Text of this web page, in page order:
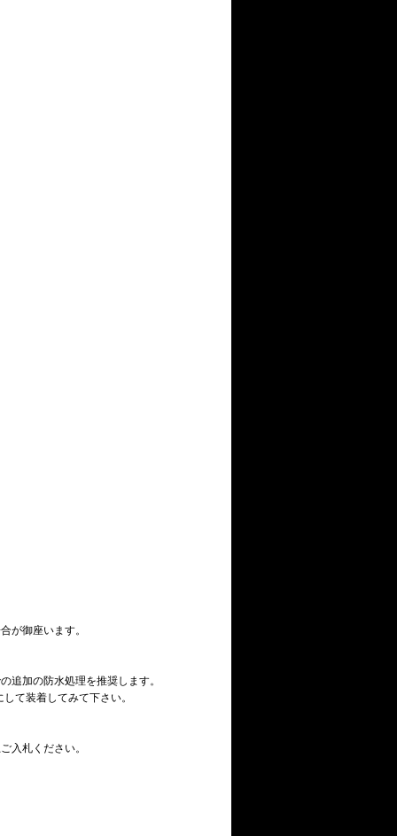
が御座います。
追加の防水処理を推奨します。
て装着してみて下さい。
入札ください。